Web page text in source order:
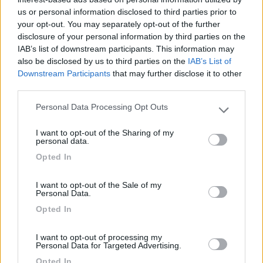
us or personal information disclosed to third parties prior to
your opt-out. You may separately opt-out of the further
disclosure of your personal information by third parties on the
IAB’s list of downstream participants. This information may
also be disclosed by us to third parties on the IAB’s List of
Downstream Participants that may further disclose it to other
Please note that this website/app uses one or more Google
not limited to your visit or usage behaviour. You may click to
use your data for below specified purposes in below Google
Personal Data Processing Opt Outs
I want to opt-out of the Sharing of my
personal data.
Opted In
I want to opt-out of the Sale of my
Personal Data.
Opted In
I want to opt-out of processing my
Personal Data for Targeted Advertising.
alla cucina, l'altra che passa e che fa il letto, poi passa al bagno, poi
entrambi
...
Beh, è ovvio che quanto più grande è, maggiore di solito è la
vivibilità di un camper, anche se molto dipende dalla pianta.
Ad esempio io a suo tempo sono passato da un mansardato
con garage da 7,15 mt. ad un semintegrale con letto alla
francese da 6,40 mt. e devo dire che quest'ultimo internamente
ovviamente sottraggono molto spazio alla zona giorno.
Non va neanche tralasciata la maggiore maneggevolezza di un
camper di dimensioni più contenute, anche se - nel caso dei
sul mercato.
Giuseppe
eta beta
3596